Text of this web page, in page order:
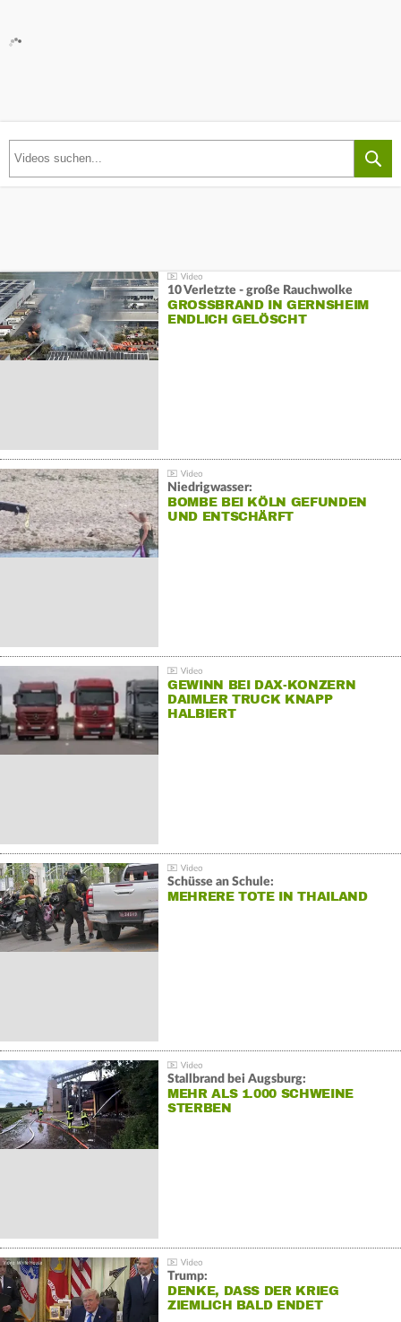
10 Verletzte - große Rauchwolke
GROSSBRAND IN GERNSHEIM E
NDLICH GELÖSCHT
Niedrigwasser:
BOMBE BEI KÖLN GEFUNDEN
UND ENTSCHÄRFT
GEWINN BEI DAX-KONZERN
DAIMLER TRUCK KNAPP
HALBIERT
Schüsse an Schule:
MEHRERE TOTE IN THAILAND
Stallbrand bei Augsburg:
MEHR ALS 1.000 SCHWEINE
STERBEN
Trump:
DENKE, DASS DER KRIEG
ZIEMLICH BALD ENDET